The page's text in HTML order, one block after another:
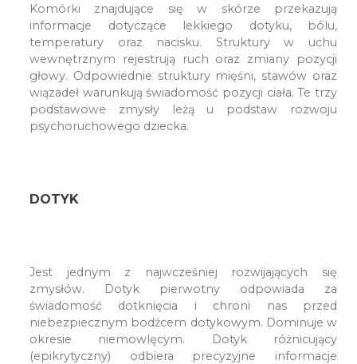
Komórki znajdujące się w skórze przekazują
informacje dotyczące lekkiego dotyku, bólu,
temperatury oraz nacisku. Struktury w uchu
wewnętrznym rejestrują ruch oraz zmiany pozycji
głowy. Odpowiednie struktury mięśni, stawów oraz
wiązadeł warunkują świadomość pozycji ciała. Te trzy
podstawowe zmysły leżą u podstaw rozwoju
psychoruchowego dziecka.
DOTYK
Jest jednym z najwcześniej rozwijających się
zmysłów. Dotyk pierwotny odpowiada za
świadomość dotknięcia i chroni nas przed
niebezpiecznym bodźcem dotykowym. Dominuje w
okresie niemowlęcym. Dotyk różnicujący
(epikrytyczny) odbiera precyzyjne informacje